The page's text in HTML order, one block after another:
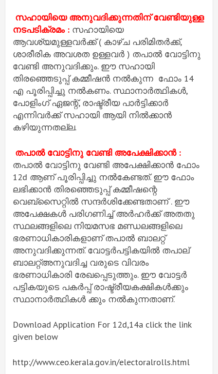
സഹായിയെ അനുവദിക്കുന്നതിന് വേണ്ടിയുള്ള
നടപടിക്രമം : സഹായിയെ
ആവശ്യമുള്ളവർക്ക് ( കാഴ്ച പരിമിതർക്ക്,
ശാരീരിക അവശത ഉള്ളവർ ) തപാൽ വോട്ടിനു
വേണ്ടി അനുവദിക്കും. ഈ സഹായി
തിരഞ്ഞെടുപ്പ് കമ്മീഷൻ നൽകുന്ന ഫോം 14
എ പൂരിപ്പിച്ചു നൽകണം. സ്ഥാനാർത്ഥികൾ,
പോളിംഗ് ഏജന്റ്, രാഷ്ട്രീയ പാർട്ടിക്കാർ
എന്നിവർക്ക് സഹായി ആയി നിൽക്കാൻ
കഴിയുന്നതല്ല.
തപാൽ വോട്ടിനു വേണ്ടി അപേക്ഷിക്കാൻ :
തപാൽ വോട്ടിനു വേണ്ടി അപേക്ഷിക്കാൻ ഫോം
12d ആണ് പൂരിപ്പിച്ചു നൽകേണ്ടത്. ഈ ഫോം
ലഭിക്കാൻ തിരഞ്ഞെടുപ്പ് കമ്മീഷന്റെ
വെബ്സൈറ്റിൽ സന്ദർശിക്കേണ്ടതാണ് . ഈ
അപേക്ഷകൾ പരിഗണിച്ച് അർഹർക്ക് അതതു
സ്ഥലങ്ങളിലെ നിയമസഭ മണ്ഡലങ്ങളിലെ
ഭരണാധികാരികളാണ് തപാൽ ബാലറ്റ്
അനുവദിക്കുന്നത്. വോട്ടർപട്ടികയിൽ തപാല്
ബാലറ്റ്അനുവദിച്ച വരുടെ വിവരം
ഭരണാധികാരി രേഖപ്പെടുത്തും. ഈ വോട്ടർ
പട്ടികയുടെ പകർപ്പ് രാഷ്ട്രീയകക്ഷികൾക്കും
സ്ഥാനാർത്ഥികൾ ക്കും നൽകുന്നതാണ്.
Download Application For 12d,14a click the link
given below
http://www.ceo.kerala.gov.in/electoralrolls.html